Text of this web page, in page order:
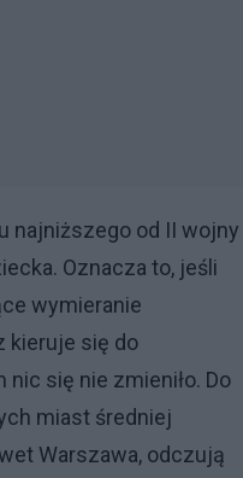
najniższego od II wojny
Oznacza to, jeśli
wymieranie
kieruje się do
się nie zmieniło. Do
miast średniej
Warszawa, odczują